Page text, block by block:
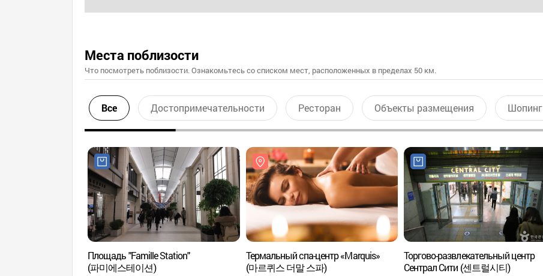
Места поблизости
Что посмотреть поблизости. Ознакомьтесь со списком мест, расположенных в пределах 50 км.
Все Достопримечательности Ресторан Объекты размещения Шопинг
Площадь "Famille Station"
(파미에스테이션)
Термальный спа-центр «Marquis»
(마르퀴스 더말 스파)
Торгово-развлекательный центр
Сентрал Сити (센트럴시티)